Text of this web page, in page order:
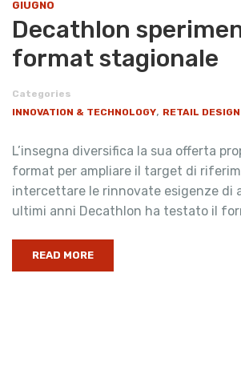
GIUGNO
Decathlon
format stagionale
Categories
INNOVATION & TECHNOLOGY, RETAIL
L’insegna diversifica la sua offerta
format per ampliare il target di
intercettare le rinnovate esigenze di
ultimi anni Decathlon ha testato il
READ MORE